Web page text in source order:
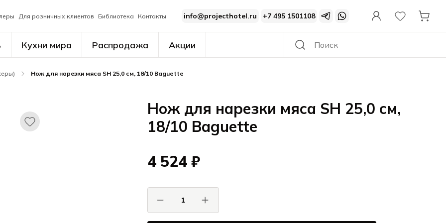
Для розничных клиентов Библиотека Контакты info@projecthotel.ru +7 495 1501108
Кухни мира Распродажа Акции
Нож для нарезки мяса SH 25,0 см, 18/10 Baguette
Нож для нарезки мяса SH 25,0 см,
18/10 Baguette
4 524 ₽